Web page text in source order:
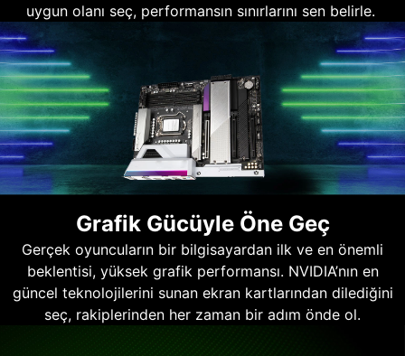
uygun olanı seç, performansın sınırlarını sen belirle.
Grafik Gücüyle Öne Geç
Gerçek oyuncuların bir bilgisayardan ilk ve en önemli
beklentisi, yüksek grafik performansı. NVIDIA’nın en
güncel teknolojilerini sunan ekran kartlarından dilediğini
seç, rakiplerinden her zaman bir adım önde ol.